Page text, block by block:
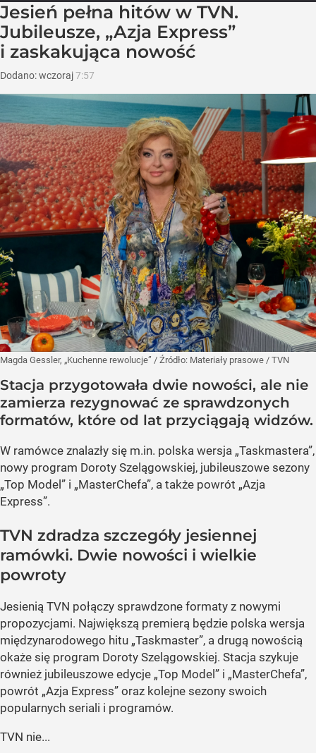
Jesień pełna hitów w TVN.
Jubileusze, „Azja Express”
i zaskakująca nowość
Dodano:wczoraj7:57
Magda Gessler, „Kuchenne rewolucje” / Źródło: Materiały prasowe / TVN
Stacja przygotowała dwie nowości, ale nie
zamierza rezygnować ze sprawdzonych
formatów, które od lat przyciągają widzów.
W ramówce znalazły się m.in. polska wersja „Taskmastera”,
nowy program Doroty Szelągowskiej, jubileuszowe sezony
„Top Model” i „MasterChefa”, a także powrót „Azja
Express”.
TVN zdradza szczegóły jesiennej
ramówki. Dwie nowości i wielkie
powroty
Jesienią TVN połączy sprawdzone formaty z nowymi
propozycjami. Największą premierą będzie polska wersja
międzynarodowego hitu „Taskmaster”, a drugą nowością
okaże się program Doroty Szelągowskiej. Stacja szykuje
również jubileuszowe edycje „Top Model” i „MasterChefa”,
powrót „Azja Express” oraz kolejne sezony swoich
popularnych seriali i programów.
TVN nie...